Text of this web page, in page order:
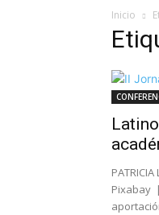
Inicio
Pixabay